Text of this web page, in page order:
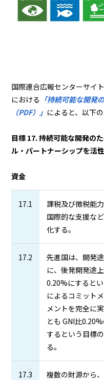
国際連合広報センターサイ
における 「持続可能な開発
（PDF）」 によると、以下
目標 17. 持続可能な開発の
ル・パートナーシップを活
資金
17.1
課税及び徴税能
国際的な支援な
化する。
17.2
先進国は、開発
に、後発開発途
0.20%にすると
によるコミット
メントを完全に
とも GNI比
するという目標
る。
17.3
複数の財源から